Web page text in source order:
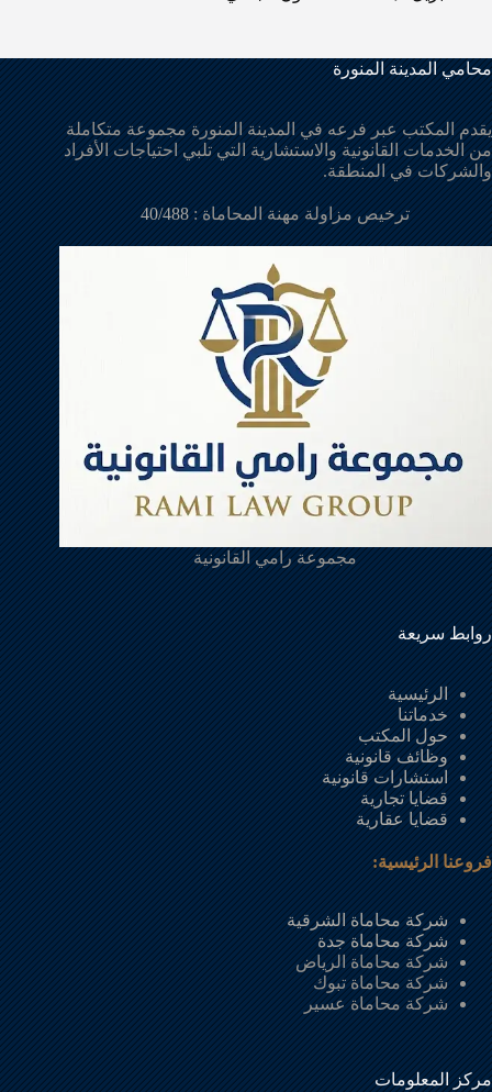
محامي المدينة المنورة
يقدم المكتب عبر فرعه في المدينة المنورة مجموعة متكاملة
من الخدمات القانونية والاستشارية التي تلبي احتياجات الأفراد
والشركات في المنطقة.
ترخيص مزاولة مهنة المحاماة :40/488
مجموعة رامي القانونية
روابط سريعة
الرئيسية
خدماتنا
حول المكتب
وظائف قانونية
استشارات قانونية
قضايا تجارية
قضايا عقارية
فروعنا الرئيسية:
شركة محاماة الشرقية
شركة محاماة جدة
شركة محاماة الرياض
شركة محاماة تبوك
شركة محاماة عسير
مركز المعلومات